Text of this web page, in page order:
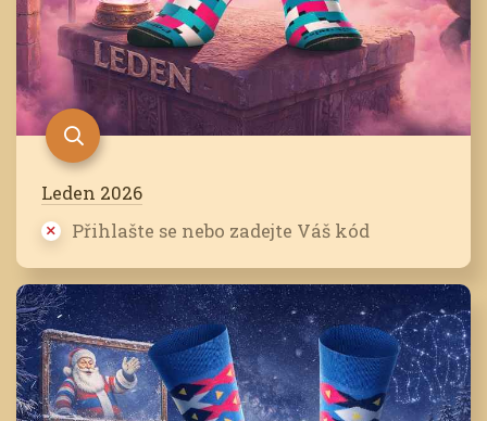
Leden 2026
Přihlašte se nebo zadejte Váš kód